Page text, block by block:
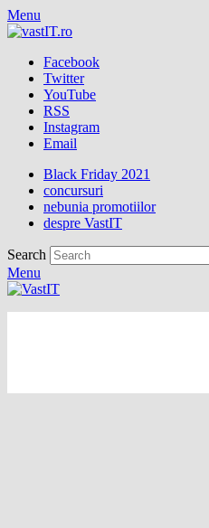
Menu
Facebook
Twitter
YouTube
RSS
Instagram
Email
Black Friday 2021
concursuri
nebunia promotiilor
despre VastIT
Search
Menu